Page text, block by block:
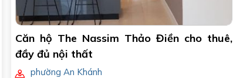
Căn hộ The Nassim Thảo Điền cho thuê,
đầy đủ nội thất
phường An Khánh